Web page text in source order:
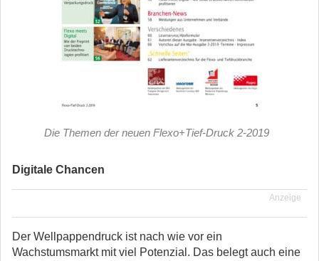
Die Themen der neuen Flexo+Tief-Druck 2-2019
Digitale Chancen
Anzeige
Der Wellpappendruck ist nach wie vor ein
Wachstumsmarkt mit viel Potenzial. Das belegt auch eine